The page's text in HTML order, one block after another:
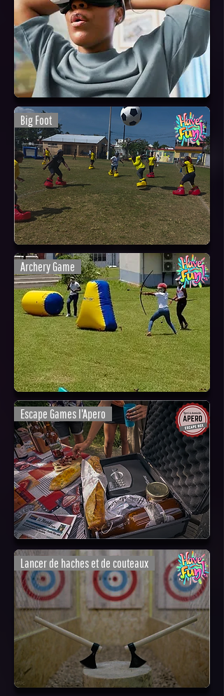
Big Foot
Archery Game
Escape Games l'Apero
Lancer de haches et de couteaux